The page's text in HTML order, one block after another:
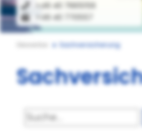
+49 40 7665159
+49 40 770557
Sachversicherung